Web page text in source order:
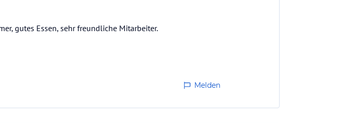
gutes Essen, sehr freundliche Mitarbeiter.
Melden